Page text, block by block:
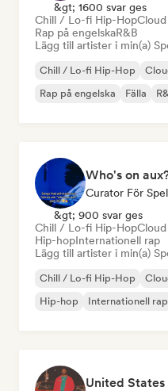
&gt; 1600 svar ges
Chill / Lo-fi Hip-Hop
Rap på engelskaR&B
Lägg till artister i min(a)
Chill / Lo-fi Hip-Hop
Rap på engelska
Fälla
Who's on
Curator För
&gt; 900 svar ges
Chill / Lo-fi Hip-Hop
Hip-hopInternationell rap
Lägg till artister i min(a)
Chill / Lo-fi Hip-Hop
Hip-hop
Internationell rap
United States